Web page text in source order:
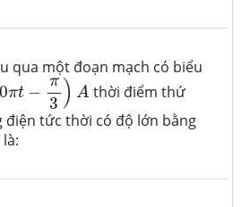
qua một đoạn mạch có biểu
πt −
π
3 ) A
t−π3) A
thời điểm thứ
điện tức thời có độ lớn bằng